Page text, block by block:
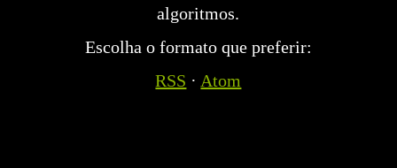
algoritmos.
Escolha o formato que preferir:
RSS · Atom